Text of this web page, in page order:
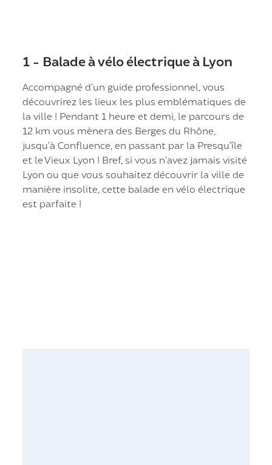
1 - Balade à vélo électrique à Lyon
Accompagné d’un guide professionnel, vous
découvrirez les lieux les plus emblématiques de
la ville ! Pendant 1 heure et demi, le parcours de
12 km vous mènera des Berges du Rhône,
jusqu’à Confluence, en passant par la Presqu’île
et le Vieux Lyon ! Bref, si vous n’avez jamais visité
Lyon ou que vous souhaitez découvrir la ville de
manière insolite, cette balade en vélo électrique
est parfaite !